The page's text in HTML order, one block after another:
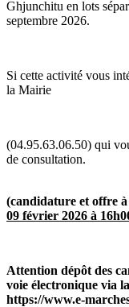
Ghjunchitu en lots
septembre 2026.
Si cette activité vous
la Mairie
(04.95.63.06.50) qui
de consultation.
(candidature et offre
09 février 2026 à
Attention dépôt des
voie électronique via
https://www.e-